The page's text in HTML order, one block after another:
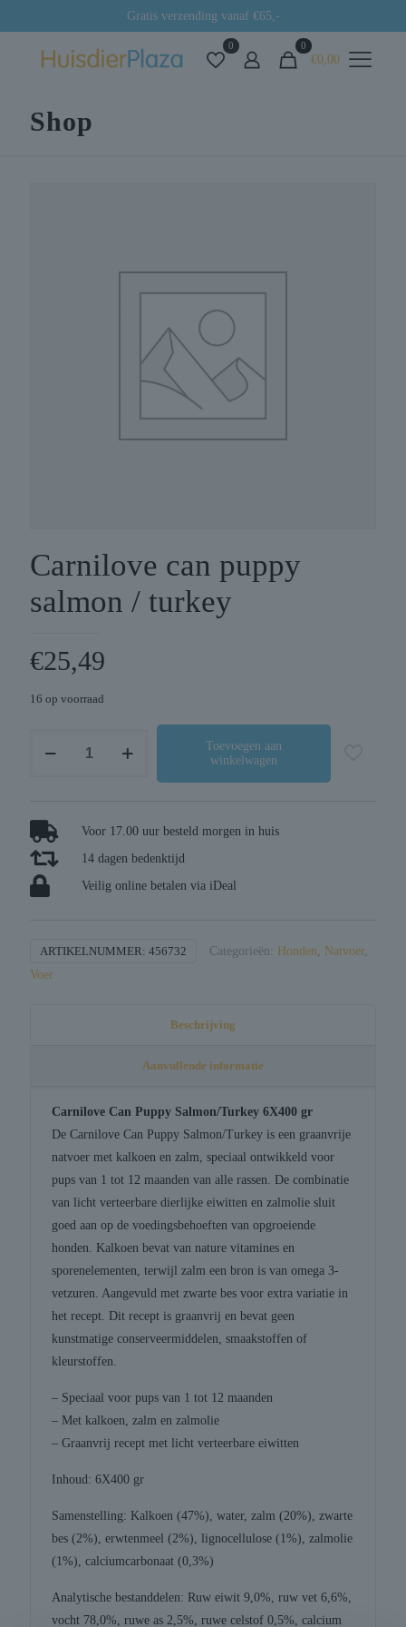
Gratis verzending vanaf €65,-
0 0
€0,00
Shop
Carnilove can puppy
salmon / turkey
€25,49
16 op voorraad
turkey
aantal
Toevoegen aan
winkelwagen
Voor 17.00 uur besteld morgen in huis
14 dagen bedenktijd
Veilig online betalen via iDeal
ARTIKELNUMMER: 456732 Categorieën: Honden, Natvoer,
Voer
Beschrijving
Aanvullende informatie
Carnilove Can Puppy Salmon/Turkey 6X400 gr
De Carnilove Can Puppy Salmon/Turkey is een graanvrije
natvoer met kalkoen en zalm, speciaal ontwikkeld voor
pups van 1 tot 12 maanden van alle rassen. De combinatie
van licht verteerbare dierlijke eiwitten en zalmolie sluit
goed aan op de voedingsbehoeften van opgroeiende
honden. Kalkoen bevat van nature vitamines en
sporenelementen, terwijl zalm een bron is van omega 3-
vetzuren. Aangevuld met zwarte bes voor extra variatie in
het recept. Dit recept is graanvrij en bevat geen
kunstmatige conserveermiddelen, smaakstoffen of
kleurstoffen.
– Speciaal voor pups van 1 tot 12 maanden
– Met kalkoen, zalm en zalmolie
– Graanvrij recept met licht verteerbare eiwitten
Inhoud: 6X400 gr
Samenstelling: Kalkoen (47%), water, zalm (20%), zwarte
bes (2%), erwtenmeel (2%), lignocellulose (1%), zalmolie
(1%), calciumcarbonaat (0,3%)
Analytische bestanddelen: Ruw eiwit 9,0%, ruw vet 6,6%,
vocht 78,0%, ruwe as 2,5%, ruwe celstof 0,5%, calcium